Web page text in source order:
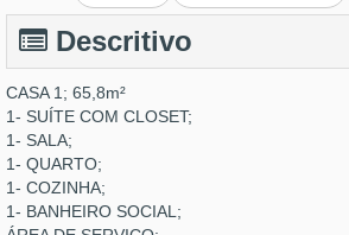
Descritivo
CASA 1; 65,8m²
1- SUÍTE COM CLOSET;
1- SALA;
1- QUARTO;
1- COZINHA;
1- BANHEIRO SOCIAL;